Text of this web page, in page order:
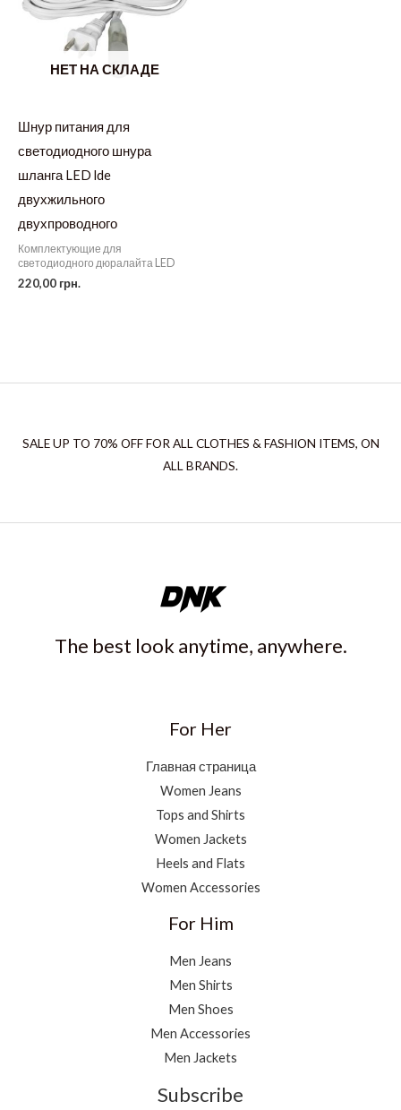
НЕТ НА СКЛАДЕ
Шнур питания для
светодиодного шнура
шланга LED lde
двухжильного
двухпроводного
Комплектующие для
светодиодного дюралайта LED
220,00 грн.
SALE UP TO 70% OFF FOR ALL CLOTHES & FASHION ITEMS, ON
ALL BRANDS.
The best look anytime, anywhere.
For Her
Главная страница
Women Jeans
Tops and Shirts
Women Jackets
Heels and Flats
Women Accessories
For Him
Men Jeans
Men Shirts
Men Shoes
Men Accessories
Men Jackets
Subscribe